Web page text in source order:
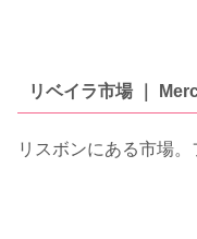
リベイラ市場 ｜
リスボンにある市場。